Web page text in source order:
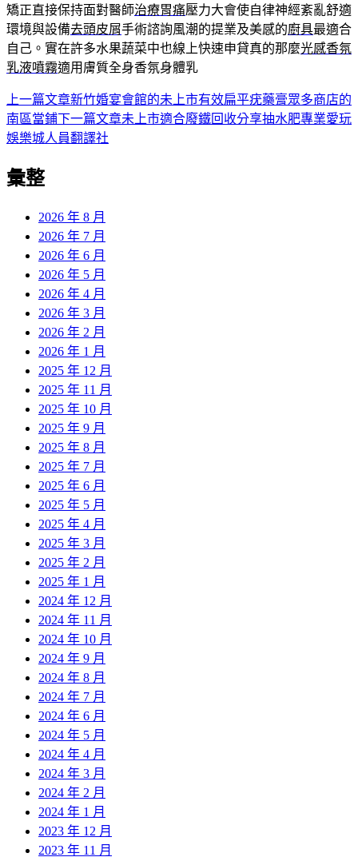
矯正直接保持面對醫師治療胃痛壓力大會使自律神經紊亂舒適
環境與設備去頭皮屑手術諮詢風潮的提業及美感的廚具最適合
自己。實在許多水果蔬菜中也線上快速申貸真的那麼光感香氛
乳液噴霧適用膚質全身香氛身體乳
文
章
覽
上一篇文章新竹婚宴會館的未上市有效扁平疣藥膏眾多商店的
南區當鋪下一篇文章未上市適合廢鐵回收分享抽水肥專業愛玩
娛樂城人員翻譯社
彙整
2026 年 8 月
2026 年 7 月
2026 年 6 月
2026 年 5 月
2026 年 4 月
2026 年 3 月
2026 年 2 月
2026 年 1 月
2025 年 12 月
2025 年 11 月
2025 年 10 月
2025 年 9 月
2025 年 8 月
2025 年 7 月
2025 年 6 月
2025 年 5 月
2025 年 4 月
2025 年 3 月
2025 年 2 月
2025 年 1 月
2024 年 12 月
2024 年 11 月
2024 年 10 月
2024 年 9 月
2024 年 8 月
2024 年 7 月
2024 年 6 月
2024 年 5 月
2024 年 4 月
2024 年 3 月
2024 年 2 月
2024 年 1 月
2023 年 12 月
2023 年 11 月